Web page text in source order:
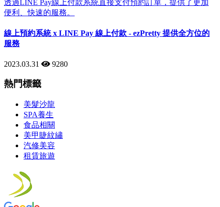
線上預約系統 x LINE Pay 線上付款 - ezPretty 提供全方位的
服務
2023.03.31 9280
熱門標籤
美髮沙龍
SPA養生
食品相關
美甲睫紋繡
汽修美容
租賃旅遊